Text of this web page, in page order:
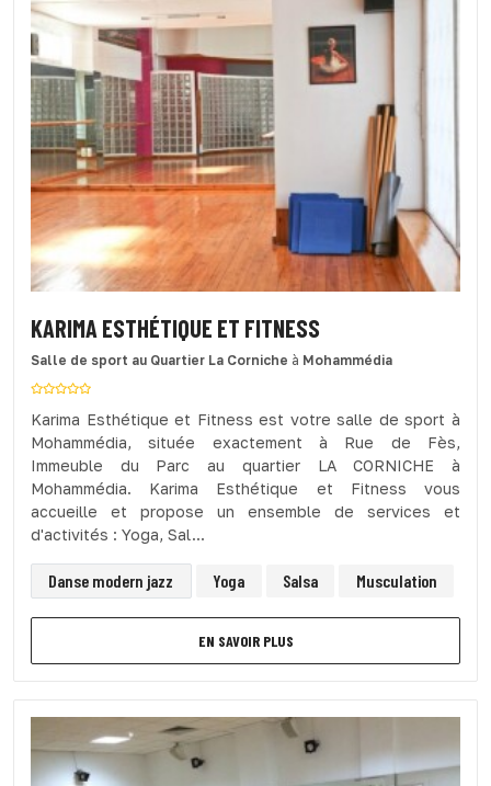
KARIMA ESTHÉTIQUE ET FITNESS
Salle de sport au Quartier La Corniche à Mohammédia
Karima Esthétique et Fitness est votre salle de sport à
Mohammédia, située exactement à Rue de Fès,
Immeuble du Parc au quartier LA CORNICHE à
Mohammédia. Karima Esthétique et Fitness vous
accueille et propose un ensemble de services et
d'activités : Yoga, Sal...
Danse modern jazz Yoga Salsa Musculation
EN SAVOIR PLUS